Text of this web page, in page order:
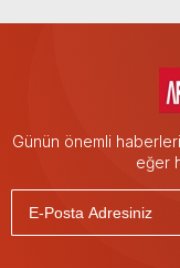
Günün önemli
eğer